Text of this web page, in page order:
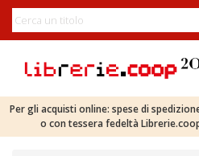
Per gli acquisti online: spese di
o con tessera fedeltà